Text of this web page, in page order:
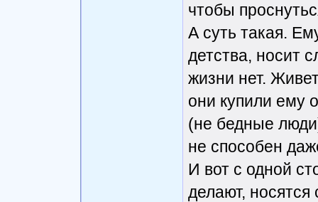
чтобы
А суть такая.
детства, носит
жизни нет.
они купили ему
(не бедные
не способен
И вот с одной
делают,